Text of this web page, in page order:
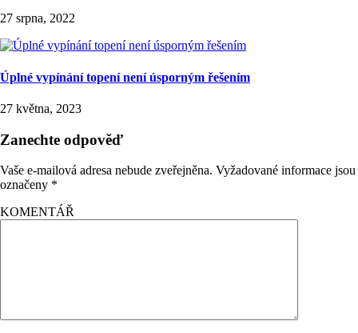
27 srpna, 2022
Úplné vypínání topení není úsporným řešením
27 května, 2023
Zanechte odpověď
Vaše e-mailová adresa nebude zveřejněna. Vyžadované informace jsou
označeny *
KOMENTÁŘ